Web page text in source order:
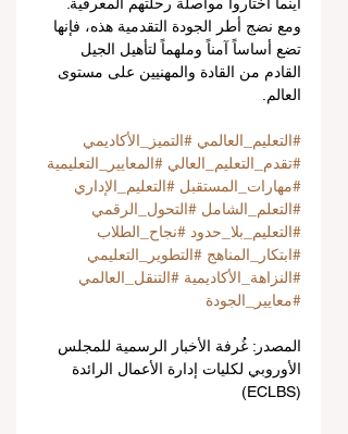
ومع نضج أطر الجودة التقدمية هذه، فإنها
تضع أساساً آمناً وملهماً لتأهيل الجيل
القادم من القادة والمهنيين على مستوى
العالم.
#التعليم_العالمي #التميز_الأكاديمي
#تقدم_التعليم_العالي #المعايير_التعليمية
#مهارات_المستقبل #التعليم_الإداري
#التعلم_الشامل #التحول_الرقمي
#التعليم_بلا_حدود #نجاح_الطلاب
#ابتكار_المناهج #التطوير_التعليمي
#النزاهة_الأكاديمية #التنقل_العالمي
#معايير_الجودة
المصدر: غُرفة الأخبار الرسمية للمجلس
الأوروبي لكليات إدارة الأعمال الرائدة
(ECLBS)